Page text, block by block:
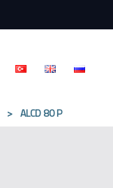
> ALCD 80 P